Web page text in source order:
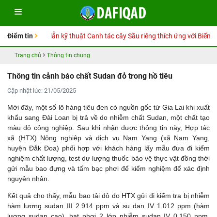
Điểm tin
Sổ tay Hướng dẫn kỹ thuật Canh tác cây Sầu riêng thích ứng với Biến
Trang chủ Thông tin chung
Thông tin cảnh báo chất Sudan đỏ trong hồ tiêu
Cập nhật lúc: 21/05/2025
Mới đây, một số lô hàng tiêu đen có nguồn gốc từ Gia Lai khi xuất
khẩu sang Đài Loan bị trả về do nhiễm chất Sudan, một chất tạo
màu đỏ công nghiệp. Sau khi nhận được thông tin này, Hợp tác
xã (HTX) Nông nghiệp và dịch vụ Nam Yang (xã Nam Yang,
huyện Đắk Đoa) phối hợp với khách hàng lấy mẫu đưa đi kiểm
nghiệm chất lượng, test dư lượng thuốc bảo vệ thực vật đồng thời
gửi mẫu bao đựng và tấm bạc phơi để kiểm nghiệm để xác định
nguyên nhân.
Kết quả cho thấy, mẫu bao tải đỏ do HTX gửi đi kiểm tra bị nhiễm
hàm lượng sudan III 2.914 ppm và su dan IV 1.012 ppm (hàm